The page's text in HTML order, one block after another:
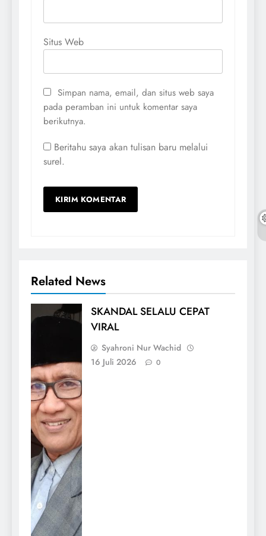
Situs Web
Simpan nama, email, dan situs web saya
pada peramban ini untuk komentar saya
berikutnya.
Beritahu saya akan tulisan baru melalui
surel.
Related News
SKANDAL SELALU CEPAT
VIRAL
Syahroni Nur Wachid
16 Juli 2026
0